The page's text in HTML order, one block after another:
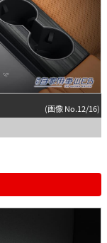
(画像 No.12/16)